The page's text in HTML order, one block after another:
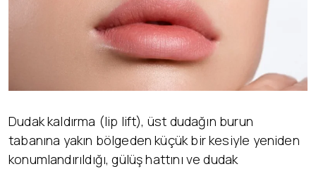
Dudak kaldırma (lip lift), üst dudağın burun
tabanına yakın bölgeden küçük bir kesiyle yeniden
konumlandırıldığı, gülüş hattını ve dudak